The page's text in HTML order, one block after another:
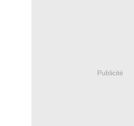
Publicité